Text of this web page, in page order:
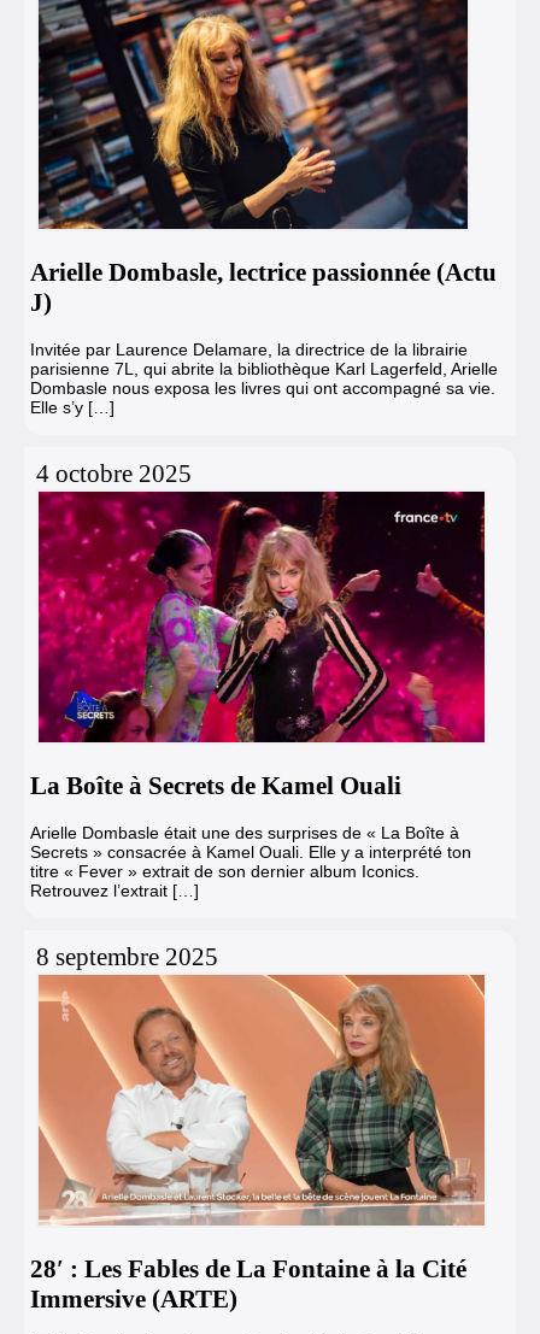
Arielle Dombasle, lectrice passionnée (Actu
J)
Invitée par Laurence Delamare, la directrice de la librairie
parisienne 7L, qui abrite la bibliothèque Karl Lagerfeld, Arielle
Dombasle nous exposa les livres qui ont accompagné sa vie.
Elle s’y […]
4 octobre 2025
La Boîte à Secrets de Kamel Ouali
Arielle Dombasle était une des surprises de « La Boîte à
Secrets » consacrée à Kamel Ouali. Elle y a interprété ton
titre « Fever » extrait de son dernier album Iconics.
Retrouvez l’extrait […]
8 septembre 2025
28′ : Les Fables de La Fontaine à la Cité
Immersive (ARTE)